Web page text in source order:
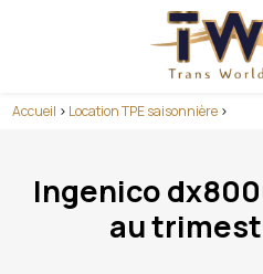
Accueil > Location TPE saisonnière >
Ingenico
au
Panneau de gestion des cookies